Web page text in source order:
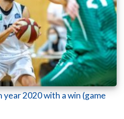
year 2020 with a win (game